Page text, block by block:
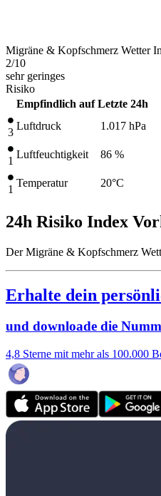
Migräne & Kopfschmerz Wetter
2/10
sehr geringes
Risiko
Empfindlich auf Letzte 24h
3
Luftdruck 1.017 hPa
1
Luftfeuchtigkeit 86 %
1
Temperatur 20°C
24h Risiko Index
Der Migräne & Kopfschmerz
Erhalte dein
und downloade die
4,8 Sterne mit mehr als 100.000